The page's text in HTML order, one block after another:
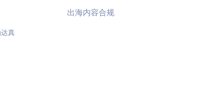
真
出海内容合规